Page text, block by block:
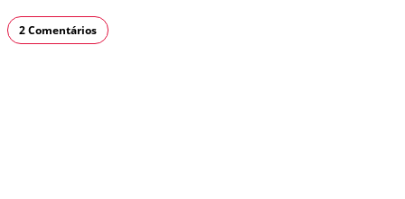
2 Comentários